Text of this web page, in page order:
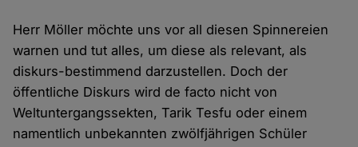
Herr Möller möchte uns vor all diesen Spinnereien
warnen und tut alles, um diese als relevant, als
diskurs-bestimmend darzustellen. Doch der
öffentliche Diskurs wird de facto nicht von
Weltuntergangssekten, Tarik Tesfu oder einem
namentlich unbekannten zwölfjährigen Schüler